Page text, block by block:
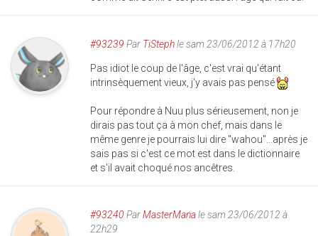
#93239 Par TiStephle sam 23/06/2012 à 17h20
Pas idiot le coup de l'âge, c'est vrai qu'étant
intrinsèquement vieux, j'y avais pas pensé
Pour répondre à Nuu plus sérieusement, non je
dirais pas tout ça à mon chef, mais dans le
même genre je pourrais lui dire "wahou"...après je
sais pas si c'est ce mot est dans le dictionnaire
et s'il avait choqué nos ancêtres.
#93240 ParMasterManale sam 23/06/2012 à
22h29